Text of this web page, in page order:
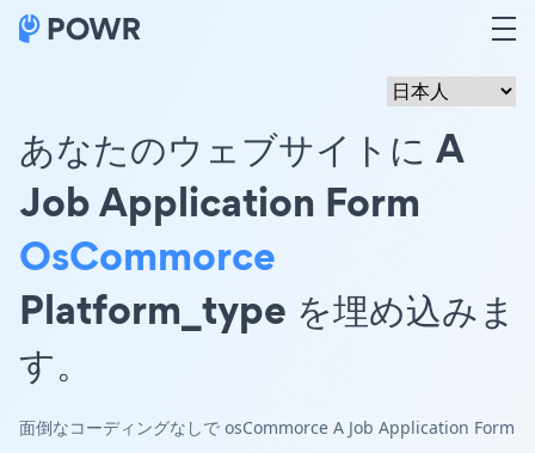
あなたのウェブサイトに A
Job Application Form
OsCommorce
Platform_type を埋め込みま
す。
面倒なコーディングなしで osCommorce A Job Application Form